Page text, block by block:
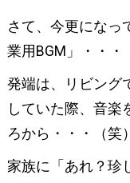
さて、今更になっ
業用BGM」・・・
発端は、リビング
していた際、音楽
ろから・・・（笑）
家族に「あれ？珍